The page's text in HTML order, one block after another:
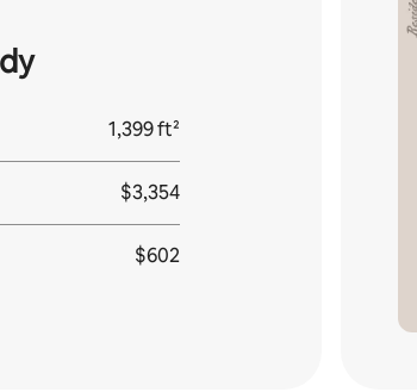
1,399 ft²
$3,354
$602